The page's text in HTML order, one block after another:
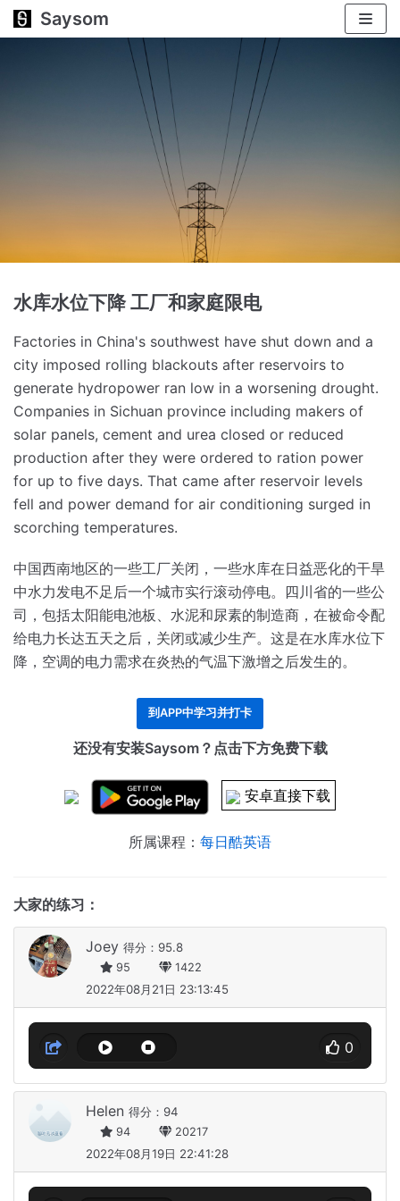
跳
Saysom
水库水位下降 工厂和家庭限电
Factories in China's southwest have shut down and a
city imposed rolling blackouts after reservoirs to
generate hydropower ran low in a worsening drought.
Companies in Sichuan province including makers of
solar panels, cement and urea closed or reduced
production after they were ordered to ration power
for up to five days. That came after reservoir levels
fell and power demand for air conditioning surged in
scorching temperatures.
中国西南地区的一些工厂关闭，一些水库在日益恶化的干旱
中水力发电不足后一个城市实行滚动停电。 四川省的一些公
司，包括太阳能电池板、水泥和尿素的制造商，在被命令配
给电力长达五天之后，关闭或减少生产。 这是在水库水位下
降，空调的电力需求在炎热的气温下激增之后发生的。
到APP中学习并打卡
还没有安装Saysom？点击下方免费下载
安卓直接下载
所属课程： 每日酷英语
大家的练习：
Joey 得分：95.8
95 1422
2022年08月21日 23:13:45
0
Helen 得分：94
94 20217
2022年08月19日 22:41:28